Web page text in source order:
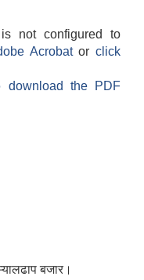
not configured to
Acrobatorclick
download the PDF
बजार।